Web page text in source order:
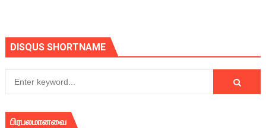
DISQUS SHORTNAME
பிரபலமானவை